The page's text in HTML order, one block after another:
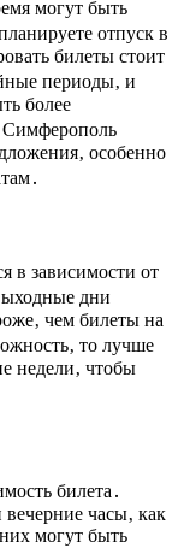
могут быть
отпуск в
билеты стоит
периоды‚ и
более
Симферополь
особенно
в зависимости от
дни
чем билеты на
то лучше
недели‚ чтобы
билета․
часы‚ как
могут быть